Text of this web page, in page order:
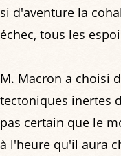
si d'aventure la
échec, tous les
M. Macron a choisi
tectoniques inertes
pas certain que le
à l'heure qu'il aura